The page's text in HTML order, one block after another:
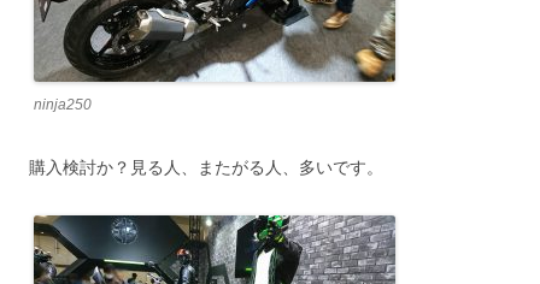
ninja250
購入検討か？見る人、またがる人、多いです。